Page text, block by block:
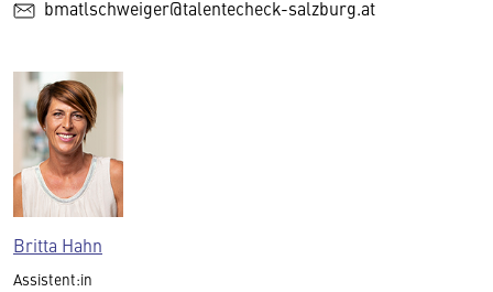
bmatlschweiger@talentecheck-salzburg.at
Britta Hahn
Assistent:in